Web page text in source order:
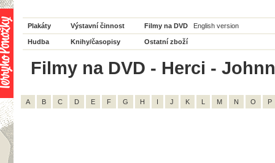
Plakáty Výstavní činnost Filmy na DVD English version
Hudba Knihy/časopisy Ostatní zboží
Filmy na DVD - Herci -
A B C D E F G H I J K L M N O P